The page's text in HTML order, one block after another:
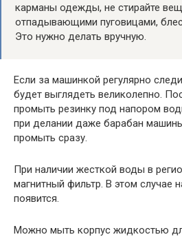
карманы одежды, не стирайте
отпадывающими пуговицами,
Это нужно делать вручную.
Если за машинкой регулярно
будет выглядеть великолепно.
промыть резинку под напором
при делании даже барабан
промыть сразу.
При наличии жесткой воды в
магнитный фильтр. В этом случае
появится.
Можно мыть корпус жидкостью